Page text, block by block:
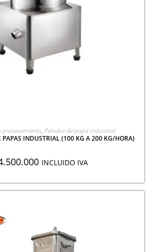
AGREGAR A COTIZACIÓN
, Pelador de papa industrial
PAPAS INDUSTRIAL (100 KG A 200 KG/HORA)
INCLUIDO IVA